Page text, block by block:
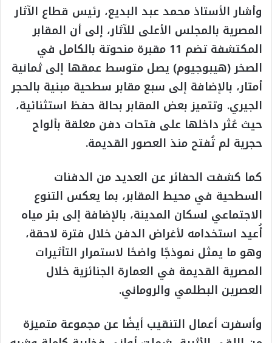
وأشار الأستاذ محمد عبد البديع، رئيس قطاع الآثار
المصرية بالمجلس الأعلى للآثار، إلى أن المقابر
المكتشفة تضم 11 مقبرة منحوتة بالكامل في
الصخر (هيبوجيوم) يصل متوسط عمقها إلى ثمانية
أمتار، بالإضافة إلى سبع مقابر سطحية مبنية بالحجر
الجيري. وتتميز بعض المقابر بحالة حفظ استثنائية،
حيث عُثر داخلها على فتحات دفن مغلقة بألواح
حجرية لم تُفتح منذ العصور القديمة.
كما كشفت الحفائر عن العديد من الدفنات
السطحية في محيط المقابر، بما يعكس التنوع
الاجتماعي لسكان المدينة، بالإضافة إلى بئر مياه
أُعيد استخدامه لأغراض الدفن خلال فترة لاحقة،
وهو ما يمثل نموذجًا واضحًا لاستمرار التأثيرات
المصرية القديمة في العمارة الجنائزية خلال
العصرين البطلمي والروماني.
وأسفرت أعمال التنقيب أيضًا عن مجموعة متميزة